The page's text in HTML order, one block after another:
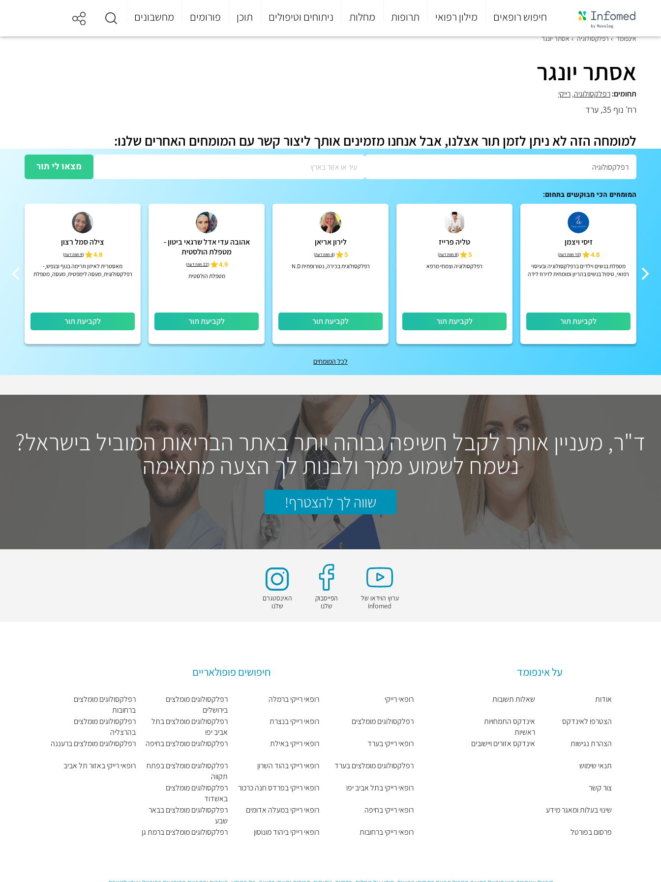
חיפוש רופאים מילון רפואי תרופות מחלות ניתוחים וטיפולים תוכן פורומים מחשבונים
סוף
אינפומד רפלקסולוגיה אסתר יונגר
אסתר יונגר
תחומים:רפלקסולוגיה,רייקי
רח' נוף 35, ערד
למומחה הזה לא ניתן לזמן תור אצלנו, אבל אנחנו מזמינים אותך ליצור קשר עם המומחים האחרים שלנו:
מצאו לי תור
המומחים הכי מבוקשים בתחום:
זיסי ויצמן
4.8
(10 חוות דעת )
מטפלת בנשים וילדים ברפלקסולוגיה ובעיסוי
רפואי, טיפול בנשים בהריון ומומחית לזירוז לידה
לקביעת תור
טליה פרייז
5
(8 חוות דעת )
רפלקסולוגיה וצמחי מרפא
לקביעת תור
לירון אריאן
5
(4 חוות דעת )
רפלקסולוגית בכירה, נטורופתית N.D
לקביעת תור
אהובה עדי אדל שרגאי ביטון -
מטפלת הולסטית
4.9
(22 חוות דעת )
מטפלת הולסטית
לקביעת תור
צילה סמל רצון
4.8
(9 חוות דעת )
מאסטרית לאיזון וזרימה בגוף ובנפש,-
רפלקסולוגית, מעסה לימפטית, מעסה, מטפלת
לקביעת תור
לכל המומחים
ד"ר, מעניין אותך לקבל חשיפה גבוהה יותר באתר הבריאות המוביל בישראל?
נשמח לשמוע ממך ולבנות לך הצעה מתאימה
שווה לך להצטרף!
ערוץ הוידאו של
Infomed
הפייסבוק
שלנו
האינסטגרם
שלנו
על אינפומד
אודות
הצטרפו לאינדקס
הצהרת נגישות
תנאי שימוש
צור קשר
שינוי בעלות ומאגר מידע
פרסום בפורטל
שאלות תשובות
אינדקס התמחויות
ראשיות
אינדקס אזורים ויישובים
חיפושים פופולאריים
רופאי רייקי
רפלקסולוגים מומלצים
רופאי רייקי בערד
רפלקסולוגים מומלצים בערד
רופאי רייקי בתל אביב יפו
רופאי רייקי בחיפה
רופאי רייקי ברחובות
רופאי רייקי ברמלה
רופאי רייקי בנצרת
רופאי רייקי באילת
רופאי רייקי בהוד השרון
רופאי רייקי בפרדס חנה כרכור
רופאי רייקי במעלה אדומים
רופאי רייקי ביהוד מונוסון
רפלקסולוגים מומלצים
בירושלים
רפלקסולוגים מומלצים בתל
אביב יפו
רפלקסולוגים מומלצים בחיפה
רפלקסולוגים מומלצים בפתח
תקווה
רפלקסולוגים מומלצים
באשדוד
רפלקסולוגים מומלצים בבאר
שבע
רפלקסולוגים מומלצים ברמת גן
רפלקסולוגים מומלצים
ברחובות
רפלקסולוגים מומלצים
בהרצליה
רפלקסולוגים מומלצים ברעננה
רופאי רייקי באזור תל אביב